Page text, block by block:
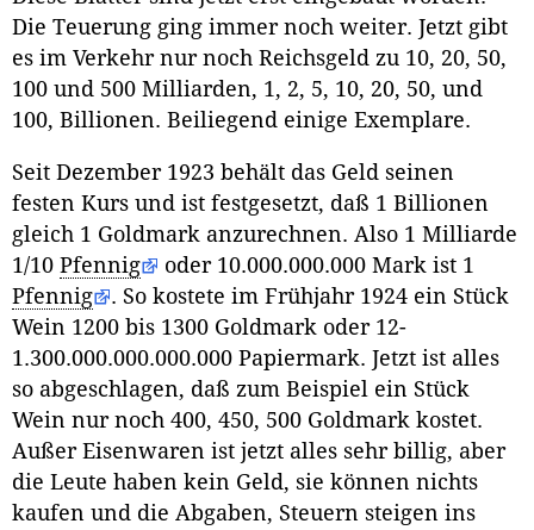
Die Teuerung ging immer noch weiter. Jetzt gibt
es im Verkehr nur noch Reichsgeld zu 10, 20, 50,
100 und 500 Milliarden, 1, 2, 5, 10, 20, 50, und
100, Billionen. Beiliegend einige Exemplare.
Seit Dezember 1923 behält das Geld seinen
festen Kurs und ist festgesetzt, daß 1 Billionen
gleich 1 Goldmark anzurechnen. Also 1 Milliarde
1/10 Pfennig
oder 10.000.000.000 Mark ist 1
Pfennig
. So kostete im Frühjahr 1924 ein Stück
Wein 1200 bis 1300 Goldmark oder 12-
1.300.000.000.000.000 Papiermark. Jetzt ist alles
so abgeschlagen, daß zum Beispiel ein Stück
Wein nur noch 400, 450, 500 Goldmark kostet.
Außer Eisenwaren ist jetzt alles sehr billig, aber
die Leute haben kein Geld, sie können nichts
kaufen und die Abgaben, Steuern steigen ins